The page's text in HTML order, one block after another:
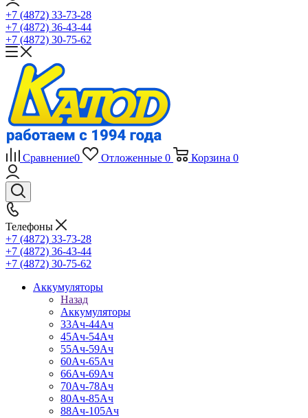
+7 (4872) 33-73-28
+7 (4872) 36-43-44
+7 (4872) 30-75-62
Сравнение0 Отложенные 0 Корзина 0
Телефоны
+7 (4872) 33-73-28
+7 (4872) 36-43-44
+7 (4872) 30-75-62
Аккумуляторы
Назад
Аккумуляторы
33Ач-44Ач
45Ач-54Ач
55Ач-59Ач
60Ач-65Ач
66Ач-69Ач
70Ач-78Ач
80Ач-85Ач
88Ач-105Ач